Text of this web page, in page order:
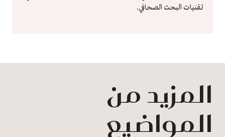
تقنيات البحث الصحافي.
المزيد من
المواضيع